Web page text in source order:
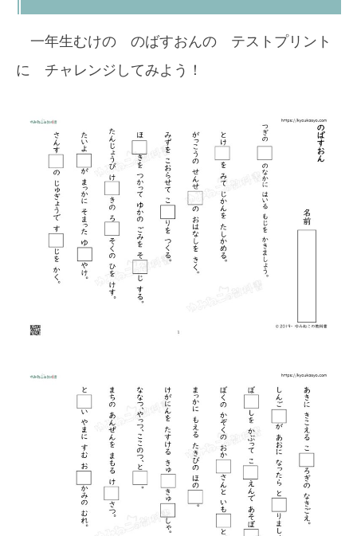
一年生むけの のばすおんの テストプリント
に チャレンジしてみよう！